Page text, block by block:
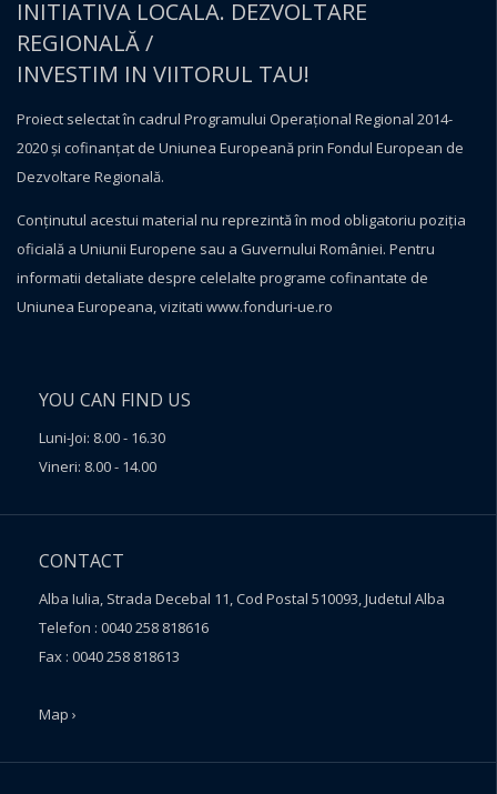
INITIATIVA LOCALA. DEZVOLTARE
REGIONALĂ /
INVESTIM IN VIITORUL TAU!
Proiect selectat în cadrul Programului Operațional Regional 2014-
2020 și cofinanțat de Uniunea Europeană prin Fondul European de
Dezvoltare Regională.
Conţinutul acestui material nu reprezintă în mod obligatoriu poziţia
oficială a Uniunii Europene sau a Guvernului României. Pentru
informatii detaliate despre celelalte programe cofinantate de
Uniunea Europeana, vizitati www.fonduri-ue.ro
YOU CAN FIND US
Luni-Joi: 8.00 - 16.30
Vineri: 8.00 - 14.00
CONTACT
Alba Iulia, Strada Decebal 11, Cod Postal 510093, Judetul Alba
Telefon : 0040 258 818616
Fax : 0040 258 818613
Map ›